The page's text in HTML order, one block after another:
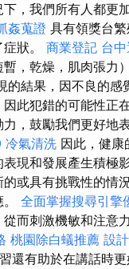
，我們所有人都更
姦蒐證 具有領獎台
狀。 商業登記 台
，乾燥，肌肉張力
的結果，因不良的感
此犯錯的可能性正
，鼓勵我們更好地
冷氣清洗 因此，健康
現和發展產生積極
的或具有挑戰性的情
全面掌握搜尋引擎
而刺激機敏和注意
桃園除白蟻推薦 設
還有助於在講話時更